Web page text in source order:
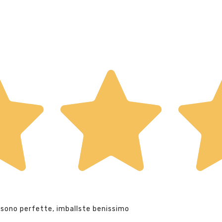
perfette, imballste benissimo